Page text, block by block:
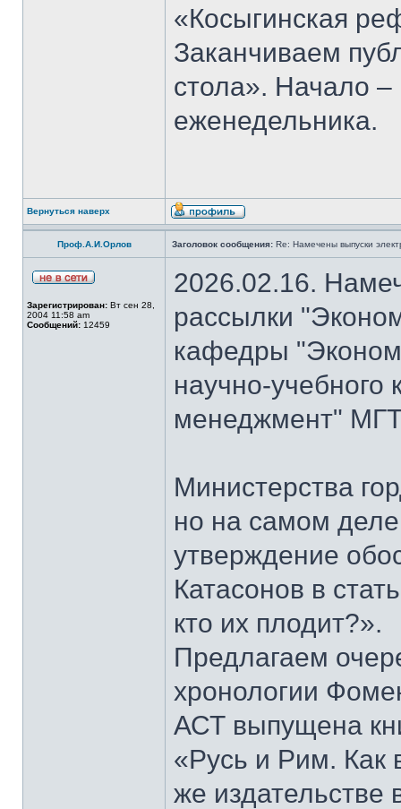
«Косыгинская
Заканчиваем
стола». Начало
еженедельника.
Вернуться наверх
Проф.А.И.Орлов Заголовок сообщения: Re: Намечены выпуски
Зарегистрирован: Вт сен 28,
2004 11:58 am
Сообщений: 12459
2026.02.16.
рассылки
кафедры
научно-
менеджмент"
Министерства
но на самом
утверждение
Катасонов в
кто их плодит?».
Предлагаем
хронологии
АСТ выпущена
«Русь и Рим. Как
же издательстве